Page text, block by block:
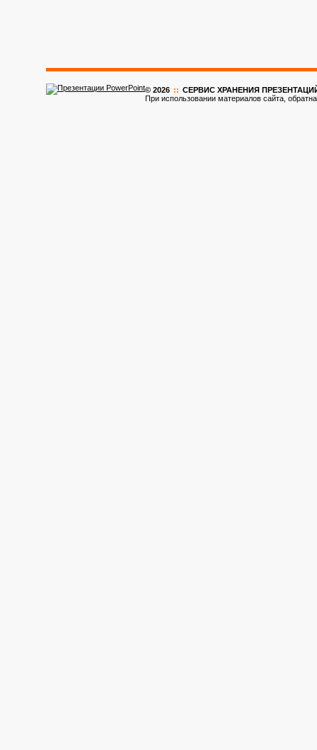
© 2026 :: CЕРВИС ХРАНЕНИЯ ПРЕЗЕНТАЦИЙ
При использовании материалов сайта,